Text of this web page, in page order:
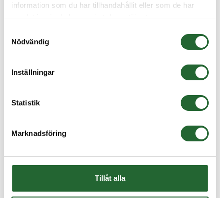
information som du har tillhandahållit eller som de har
samlat in när du har använt deras tjänster.
Nödvändig
Inställningar
Statistik
Marknadsföring
Tillåt alla
Koniskt rullager 30206 30x62x17,25